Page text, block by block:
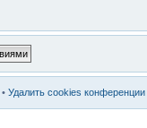
• Удалить cookies конференции